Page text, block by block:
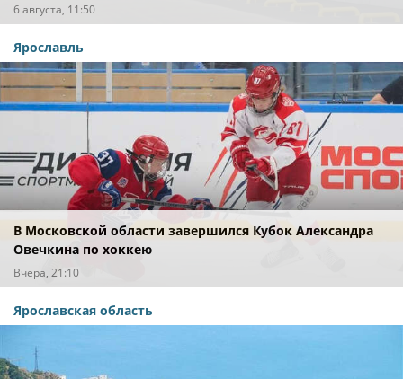
6 августа, 11:50
Ярославль
В Московской области завершился Кубок Александра
Овечкина по хоккею
Вчера, 21:10
Ярославская область